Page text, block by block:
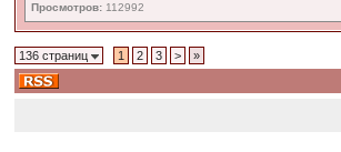
Просмотров: 112992
136 страниц 1 2 3 > »